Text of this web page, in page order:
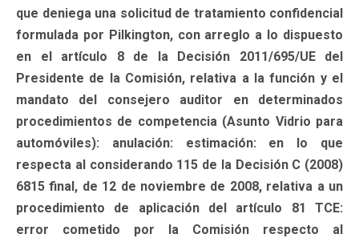
que deniega una solicitud de tratamiento confidencial
formulada por Pilkington, con arreglo a lo dispuesto
en el artículo 8 de la Decisión 2011/695/UE del
Presidente de la Comisión, relativa a la función y el
mandato del consejero auditor en determinados
procedimientos de competencia (Asunto Vidrio para
automóviles): anulación: estimación: en lo que
respecta al considerando 115 de la Decisión C (2008)
6815 final, de 12 de noviembre de 2008, relativa a un
procedimiento de aplicación del artículo 81 TCE:
error cometido por la Comisión respecto al